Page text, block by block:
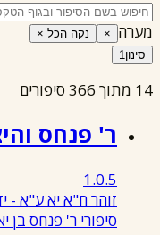
מערה ×
נקה הכל ×
סינון1
14 מתוך 366 סיפורים
ר' פנחס
1.0.5
זוהר ח"א יא ע"א -
סיפורי ר' פנחס בן